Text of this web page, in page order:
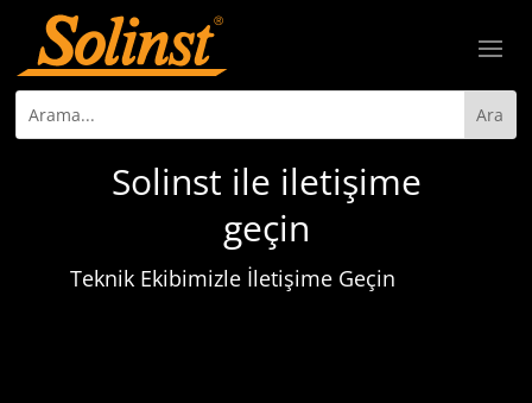
Solinst ile iletişime
geçin
Teknik Ekibimizle İletişime Geçin